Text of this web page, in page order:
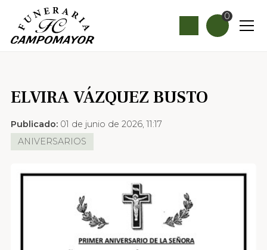
0
ELVIRA VÁZQUEZ BUSTO
Publicado: 01 de junio de 2026, 11:17
ANIVERSARIOS